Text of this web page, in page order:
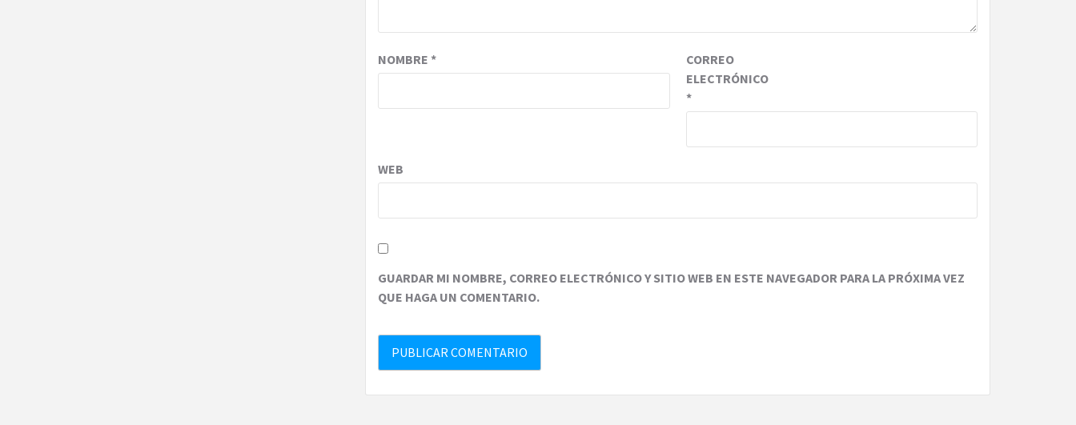
NOMBRE *
CORREO
ELECTRÓNICO
*
WEB
GUARDAR MI NOMBRE, CORREO ELECTRÓNICO Y SITIO WEB EN ESTE NAVEGADOR PARA LA PRÓXIMA VEZ
QUE HAGA UN COMENTARIO.